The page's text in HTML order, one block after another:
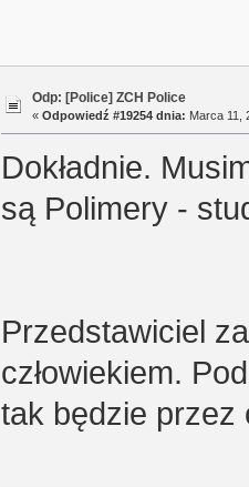
Odp: [Police] ZCH Police
« Odpowiedź #19254 dnia: Marca 11,
Dokładnie.
są Polimery -
Przedstawiciel
człowiekiem.
tak będzie przez